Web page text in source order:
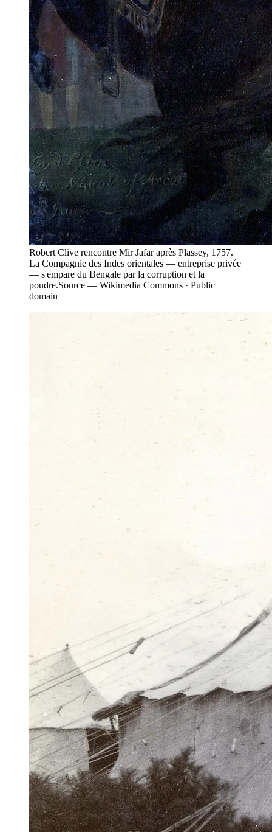
Robert Clive rencontre Mir Jafar après Plassey, 1757.
La Compagnie des Indes orientales — entreprise privée
— s'empare du Bengale par la corruption et la
poudre.Source — Wikimedia Commons · Public
domain